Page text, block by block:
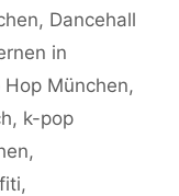
, Dancehall
in
Hop München,
, k-pop
,
,